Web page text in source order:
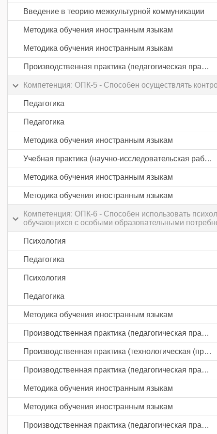
Введение в теорию межкультурной коммуникации
Методика обучения иностранным языкам
Методика обучения иностранным языкам
Производственная практика (педагогическая практика) часть 3
Компетенция: ОПК-5 - Способен осуществлять
Педагогика
Педагогика
Методика обучения иностранным языкам
Учебная практика (научно-исследовательская работа (получение первичных навыков научно-исследовательской работы))
Методика обучения иностранным языкам
Методика обучения иностранным языкам
Компетенция: ОПК-6 - Способен использовать
обучающихся с особыми образовательными
Психология
Педагогика
Психология
Педагогика
Методика обучения иностранным языкам
Производственная практика (педагогическая практика) часть 1
Производственная практика (технологическая (проектно-технологическая) практика)
Производственная практика (педагогическая практика) часть 2
Методика обучения иностранным языкам
Методика обучения иностранным языкам
Производственная практика (педагогическая практика) часть 3